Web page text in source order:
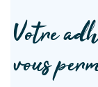
Votre
vous